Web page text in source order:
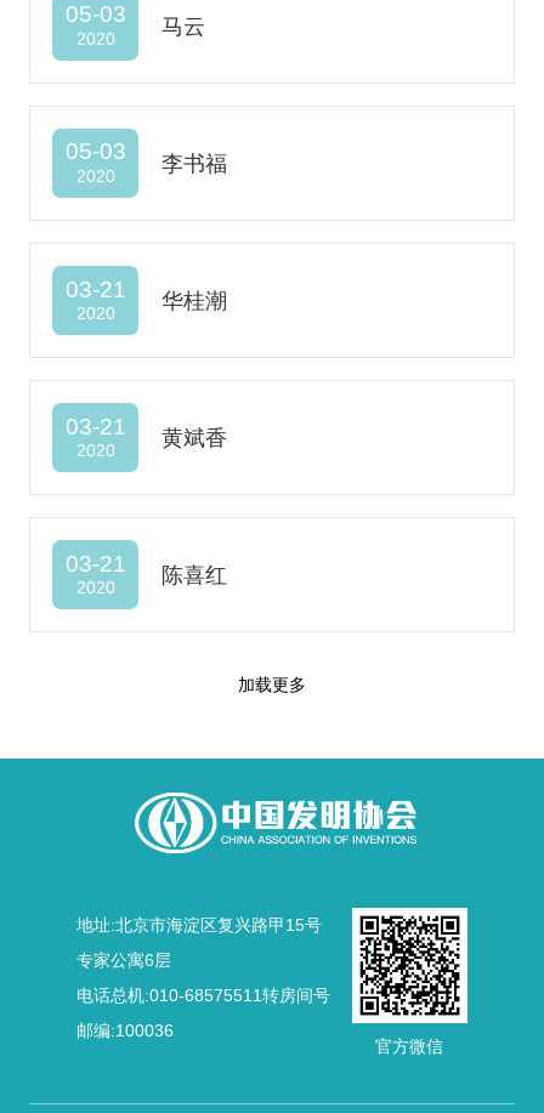
05-03
2020
马云
05-03
2020
李书福
03-21
2020
华桂潮
03-21
2020
黄斌香
03-21
2020
陈喜红
加载更多
地址:北京市海淀区复兴路甲15号
专家公寓6层
电话总机:010-68575511转房间号
邮编:100036
官方微信